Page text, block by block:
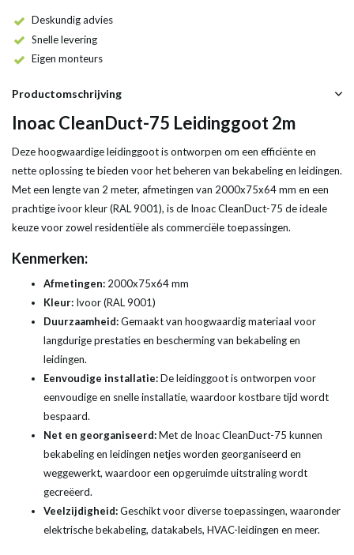
Deskundig advies
Snelle levering
Eigen monteurs
Productomschrijving
Inoac CleanDuct-75 Leidinggoot 2m
Deze hoogwaardige leidinggoot is ontworpen om een efficiënte en
nette oplossing te bieden voor het beheren van bekabeling en leidingen.
Met een lengte van 2 meter, afmetingen van 2000x75x64 mm en een
prachtige ivoor kleur (RAL 9001), is de Inoac CleanDuct-75 de ideale
keuze voor zowel residentiële als commerciële toepassingen.
Kenmerken:
Afmetingen: 2000x75x64 mm
Kleur: Ivoor (RAL 9001)
Duurzaamheid:Gemaakt van hoogwaardig materiaal voor
langdurige prestaties en bescherming van bekabeling en
leidingen.
Eenvoudige installatie:De leidinggoot is ontworpen voor
eenvoudige en snelle installatie, waardoor kostbare tijd wordt
bespaard.
Net en georganiseerd:Met de Inoac CleanDuct-75 kunnen
bekabeling en leidingen netjes worden georganiseerd en
weggewerkt, waardoor een opgeruimde uitstraling wordt
gecreëerd.
Veelzijdigheid:Geschikt voor diverse toepassingen, waaronder
elektrische bekabeling, datakabels, HVAC-leidingen en meer.